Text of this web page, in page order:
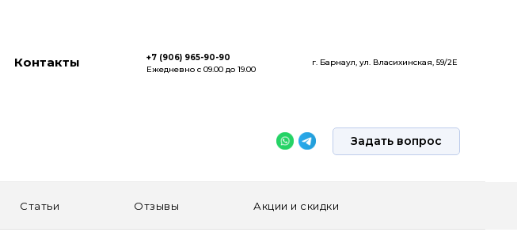
+7 (906) 965-90-90
Ежедневно с 09.00 до 19.00
г. Барнаул, ул. Власихинская, 59/2Е
Задать вопрос
Контакты
Статьи Отзывы Акции и скидки